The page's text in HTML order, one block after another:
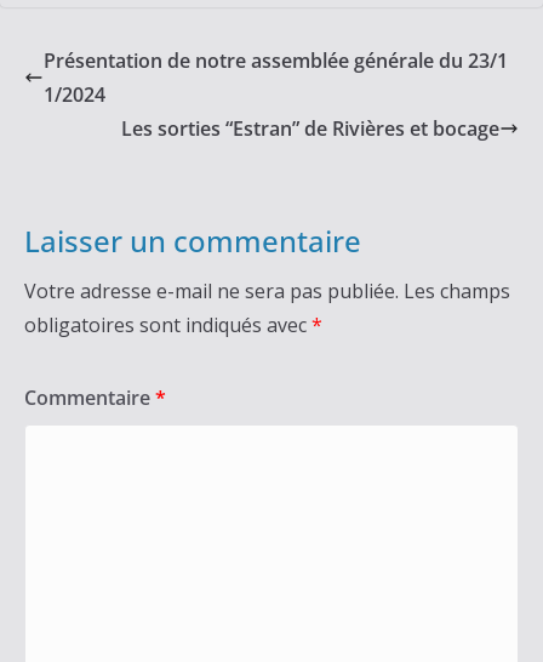
Présentation de notre assemblée générale du 23/1
1/2024
Les sorties “Estran” de Rivières et bocage
Laisser un commentaire
Votre adresse e-mail ne sera pas publiée. Les champs
obligatoires sont indiqués avec*
Commentaire*